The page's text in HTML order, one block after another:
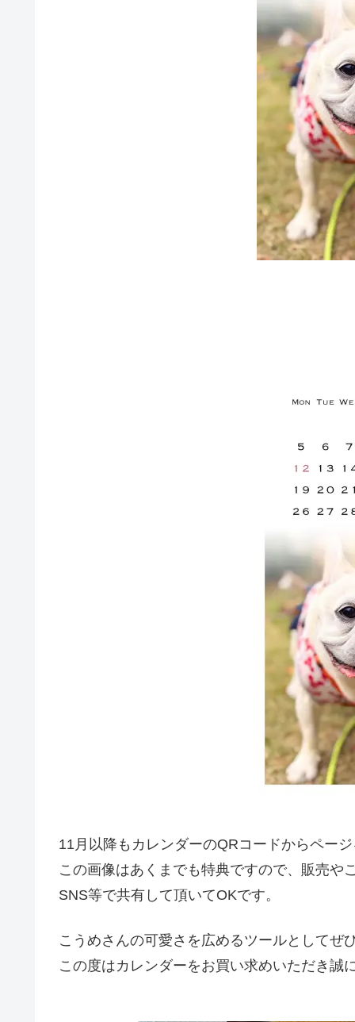
11月以降もカレンダーのQRコードからペー
この画像はあくまでも特典ですので、販売や
SNS等で共有して頂いてOKです。
こうめさんの可愛さを広めるツールとしてぜ
この度はカレンダーをお買い求めいただき誠